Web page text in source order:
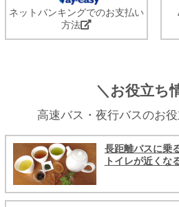
ネットバンキングでのお支払い
方法
＼お役立ち
高速バス・夜行バスのお
長距離バスに乗
トイレが近くな